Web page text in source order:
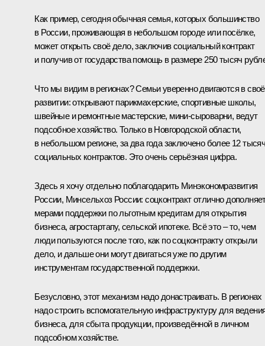
Как пример, сегодня обычная семья, которых большинство
в России, проживающая в небольшом городе или посёлке,
может открыть своё дело, заключив социальный контракт
и получив от государства помощь в размере 250 тысяч
Что мы видим в регионах? Семьи уверенно двигаются в
развитии: открывают парикмахерские, спортивные школы,
швейные и ремонтные мастерские, мини-сыроварни, ведут
подсобное хозяйство. Только в Новгородской области,
в небольшом регионе, за два года заключено более 12
социальных контрактов. Это очень серьёзная цифра.
Здесь я хочу отдельно поблагодарить Минэкономразвития
России, Минсельхоз России: соцконтракт отлично
мерами поддержки по льготным кредитам для открытия
бизнеса, агростартапу, сельской ипотеке. Всё это – то, чем
люди пользуются после того, как по соцконтракту открыли
дело, и дальше они могут двигаться уже по другим
инструментам государственной поддержки.
Безусловно, этот механизм надо донастраивать. В регионах
надо строить вспомогательную инфраструктуру для
бизнеса, для сбыта продукции, произведённой в личном
подсобном хозяйстве.